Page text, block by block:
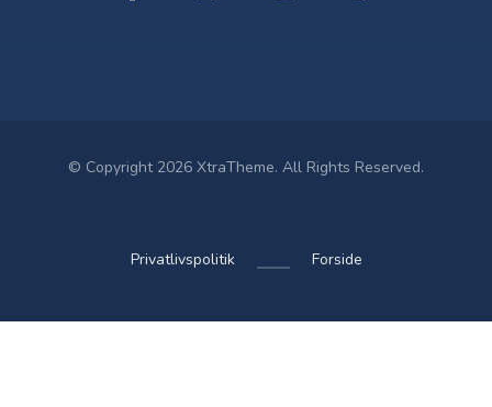
© Copyright 2026 XtraTheme. All Rights Reserved.
Privatlivspolitik Forside